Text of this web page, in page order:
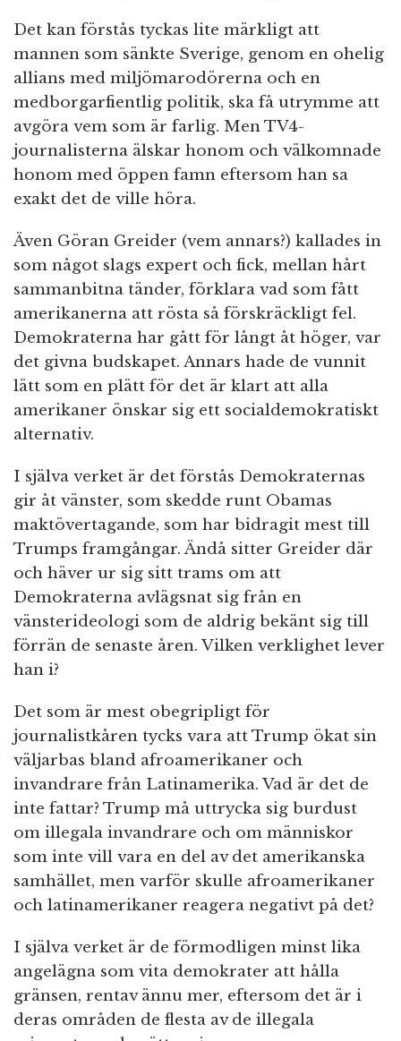
Det kan förstås tyckas lite märkligt att
mannen som sänkte Sverige, genom en ohelig
allians med miljömarodörerna och en
medborgarfientlig politik, ska få utrymme att
avgöra vem som är farlig. Men TV4-
journalisterna älskar honom och välkomnade
honom med öppen famn eftersom han sa
exakt det de ville höra.
Även Göran Greider (vem annars?) kallades in
som något slags expert och fick, mellan hårt
sammanbitna tänder, förklara vad som fått
amerikanerna att rösta så förskräckligt fel.
Demokraterna har gått för långt åt höger, var
det givna budskapet. Annars hade de vunnit
lätt som en plätt för det är klart att alla
amerikaner önskar sig ett socialdemokratiskt
alternativ.
I själva verket är det förstås Demokraternas
gir åt vänster, som skedde runt Obamas
maktövertagande, som har bidragit mest till
Trumps framgångar. Ändå sitter Greider där
och häver ur sig sitt trams om att
Demokraterna avlägsnat sig från en
vänsterideologi som de aldrig bekänt sig till
förrän de senaste åren. Vilken verklighet lever
han i?
Det som är mest obegripligt för
journalistkåren tycks vara att Trump ökat sin
väljarbas bland afroamerikaner och
invandrare från Latinamerika. Vad är det de
inte fattar? Trump må uttrycka sig burdust
om illegala invandrare och om människor
som inte vill vara en del av det amerikanska
samhället, men varför skulle afroamerikaner
och latinamerikaner reagera negativt på det?
I själva verket är de förmodligen minst lika
angelägna som vita demokrater att hålla
gränsen, rentav ännu mer, eftersom det är i
deras områden de flesta av de illegala